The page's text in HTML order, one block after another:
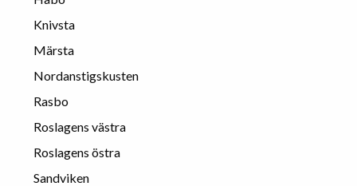
Knivsta
Märsta
Nordanstigskusten
Rasbo
Roslagens västra
Roslagens östra
Sandviken